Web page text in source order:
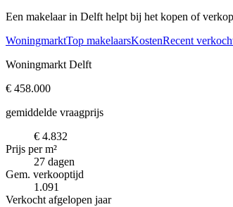
Een makelaar in Delft helpt bij het kopen of
WoningmarktTop makelaarsKostenRecent
Woningmarkt Delft
€ 458.000
gemiddelde vraagprijs
€ 4.832
Prijs per m²
27 dagen
Gem. verkooptijd
1.091
Verkocht afgelopen jaar